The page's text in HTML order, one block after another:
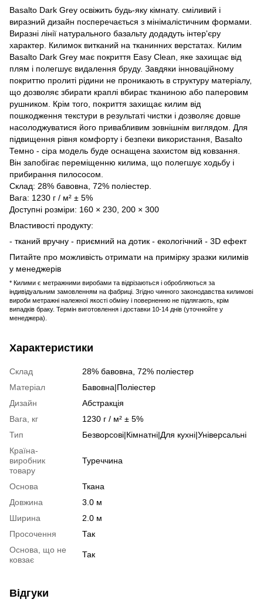
Basalto Dark Grey освіжить будь-яку кімнату. сміливий і
виразний дизайн посперечається з мінімалістичним формами.
Виразні лінії натурального базальту додадуть інтер'єру
характер. Килимок витканий на тканинних верстатах. Килим
Basalto Dark Grey має покриття Easy Clean, яке захищає від
плям і полегшує видалення бруду. Завдяки інноваційному
покриттю пролиті рідини не проникають в структуру матеріалу,
що дозволяє збирати краплі вбирає тканиною або паперовим
рушником. Крім того, покриття захищає килим від
пошкодження текстури в результаті чистки і дозволяє довше
насолоджуватися його привабливим зовнішнім виглядом. Для
підвищення рівня комфорту і безпеки використання, Basalto
Темно - сіра модель буде оснащена захистом від ковзання.
Він запобігає переміщенню килима, що полегшує ходьбу і
прибирання пилососом.
Склад: 28% бавовна, 72% поліестер.
Вага: 1230 г / м² ± 5%
Доступні розміри: 160 × 230, 200 × 300
Властивості продукту:
- тканий вручну - приємний на дотик - екологічний - 3D ефект
Питайте про можливість отримати на примірку зразки килимів
у менеджерів
* Килими є метражними виробами та відрізаються і обробляються за
індивідуальним замовленням на фабриці. Згідно чинного законодавства килимові
вироби метражні належної якості обміну і поверненню не підлягають, крім
випадків браку. Термін виготовлення і доставки 10-14 днів (уточнюйте у
менеджера).
Характеристики
Склад
28% бавовна, 72% поліестер
Матеріал
Бавовна|Поліестер
Дизайн
Абстракція
Вага, кг
1230 г / м² ± 5%
Тип
Безворсові|Кімнатні|Для кухні|Універсальні
Країна-
виробник
товару
Туреччина
Основа
Ткана
Довжина
3.0 м
Ширина
2.0 м
Просочення
Так
Основа, що не
ковзає
Так
Відгуки